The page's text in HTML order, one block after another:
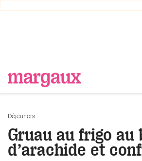
Déjeuners
Gruau au frigo au
d’arachide et